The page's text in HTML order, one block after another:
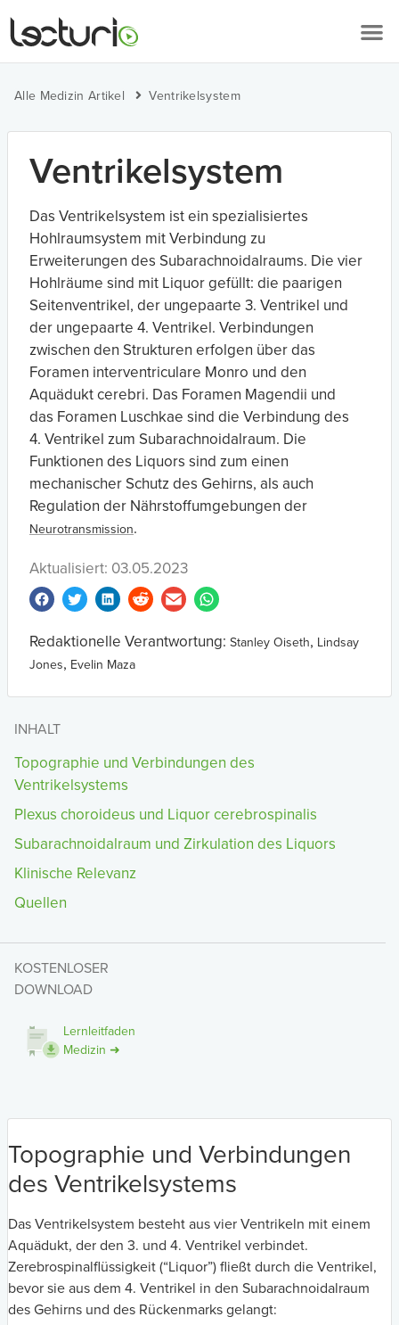
Alle Medizin Artikel Ventrikelsystem
Ventrikelsystem
Das Ventrikelsystem ist ein spezialisiertes
Hohlraumsystem mit Verbindung zu
Erweiterungen des Subarachnoidalraums. Die vier
Hohlräume sind mit Liquor gefüllt: die paarigen
Seitenventrikel, der ungepaarte 3. Ventrikel und
der ungepaarte 4. Ventrikel. Verbindungen
zwischen den Strukturen erfolgen über das
Foramen interventriculare Monro und den
Aquädukt cerebri. Das Foramen Magendii und
das Foramen Luschkae sind die Verbindung des
4. Ventrikel zum Subarachnoidalraum. Die
Funktionen des Liquors sind zum einen
mechanischer Schutz des Gehirns, als auch
Regulation der Nährstoffumgebungen der
Neurotransmission.
Aktualisiert: 03.05.2023
Redaktionelle Verantwortung: Stanley Oiseth, Lindsay
Jones, Evelin Maza
INHALT
Topographie und Verbindungen des
Ventrikelsystems
Plexus choroideus und Liquor cerebrospinalis
Subarachnoidalraum und Zirkulation des Liquors
Klinische Relevanz
Quellen
KOSTENLOSER
DOWNLOAD
Lernleitfaden
Medizin ➜
Topographie und Verbindungen
des Ventrikelsystems
Das Ventrikelsystem besteht aus vier Ventrikeln mit einem
Aquädukt, der den 3. und 4. Ventrikel verbindet.
Zerebrospinalflüssigkeit (“Liquor”) fließt durch die Ventrikel,
bevor sie aus dem 4. Ventrikel in den Subarachnoidalraum
des Gehirns und des Rückenmarks gelangt: